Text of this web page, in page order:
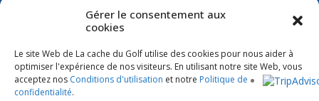
Gérer le consentement aux
cookies
Le site Web de La cache du Golf utilise des cookies pour nous aider à
optimiser l'expérience de nos visiteurs. En utilisant notre site Web, vous
acceptez nos Conditions d'utilisation et notre Politique de
confidentialité.